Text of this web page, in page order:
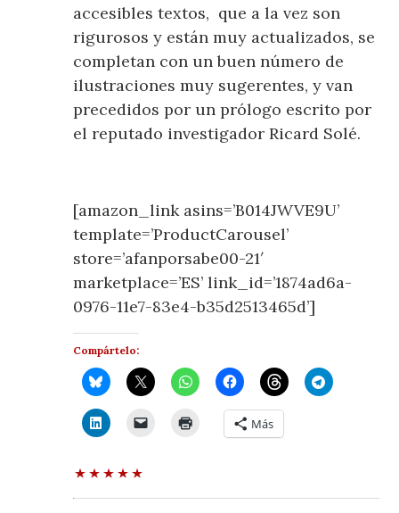
accesibles textos, que a la vez son
rigurosos y están muy actualizados, se
completan con un buen número de
ilustraciones muy sugerentes, y van
precedidos por un prólogo escrito por
el reputado investigador Ricard Solé.
[amazon_link asins=’B014JWVE9U’
template=’ProductCarousel’
store=’afanporsabe00-21′
marketplace=’ES’ link_id=’1874ad6a-
0976-11e7-83e4-b35d2513465d’]
Compártelo:
Más